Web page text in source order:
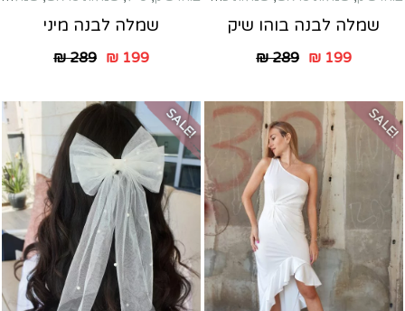
שמלה לבנה בוהו שיק
₪289 ₪199
שמלה לבנה מיני
₪289 ₪199
SALE!
SALE!